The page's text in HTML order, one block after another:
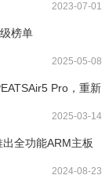
2023-07-01
榜单
2025-05-08
Pro，重新
2025-03-14
全功能ARM主板
2024-08-23